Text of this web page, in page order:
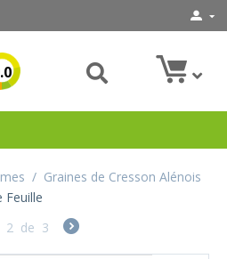
/ Graines de Cresson Alénois
Feuille
2 de 3